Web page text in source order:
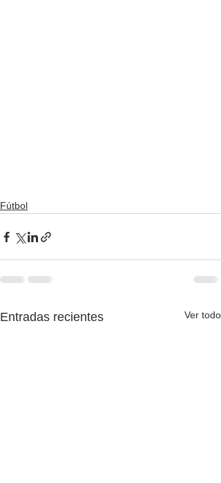
Fútbol
Entradas recientes Ver todo